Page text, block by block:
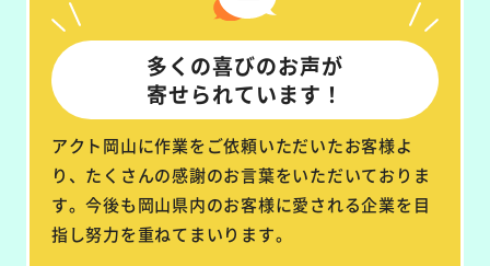
多くの喜びのお声が
寄せられています！
アクト岡山に作業をご依頼いただいたお客様よ
り、たくさんの感謝のお言葉をいただいておりま
す。今後も岡山県内のお客様に愛される企業を目
指し努力を重ねてまいります。